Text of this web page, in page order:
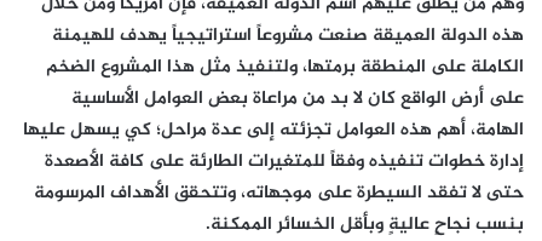
هذه الدولة العميقة صنعت مشروعاً استراتيجياً يهدف للهيمنة
الكاملة على المنطقة برمتها، ولتنفيذ مثل هذا المشروع الضخم
على أرض الواقع كان لا بد من مراعاة بعض العوامل الأساسية
الهامة، أهم هذه العوامل تجزئته إلى عدة مراحل؛ كي يسهل عليها
إدارة خطوات تنفيذه وفقاً للمتغيرات الطارئة على كافة الأصعدة
حتى لا تفقد السيطرة على موجهاته، وتتحقق الأهداف المرسومة
بنسب نجاحٍ عاليةٍ وبأقل الخسائر الممكنة.